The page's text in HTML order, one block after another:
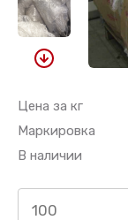
Цена за кг
Маркировка
В наличии